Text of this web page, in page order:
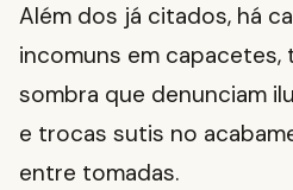
Além dos já citados, há
incomuns em capacetes,
sombra que denunciam
e trocas sutis no
entre tomadas.